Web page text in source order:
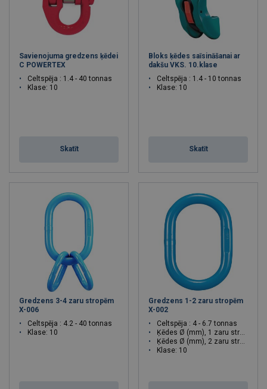
Savienojuma gredzens ķēdei
C POWERTEX
Celtspēja : 1.4 - 40 tonnas
Klase: 10
Skatīt
Bloks ķēdes saīsināšanai ar
dakšu VKS. 10.klase
Celtspēja : 1.4 - 10 tonnas
Klase: 10
Skatīt
Gredzens 3-4 zaru stropēm
X-006
Celtspēja : 4.2 - 40 tonnas
Klase: 10
Gredzens 1-2 zaru stropēm
X-002
Celtspēja : 4 - 6.7 tonnas
Ķēdes Ø (mm), 1 zaru stropei: 10 - 13
Ķēdes Ø (mm), 2 zaru stropei: 7 - 10
Klase: 10